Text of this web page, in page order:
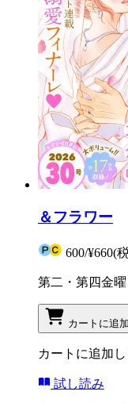
＆フラワー
600/¥660(
第二・第四金
カートに追加
カートに追加
試し読み